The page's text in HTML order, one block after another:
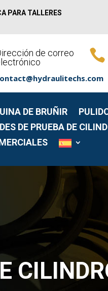
PARA TALLERES
de correo

DE BRUÑIR
DE PRUEBA DE